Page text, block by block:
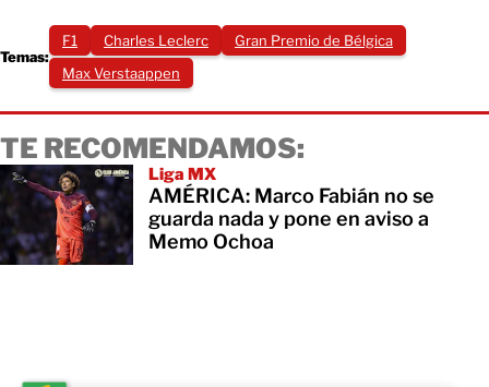
Temas:
F1 Charles Leclerc
Gran Premio de Bélgica
Max Verstaappen
TE RECOMENDAMOS:
Liga MX
AMÉRICA: Marco Fabián no se
guarda nada y pone en aviso a
Memo Ochoa